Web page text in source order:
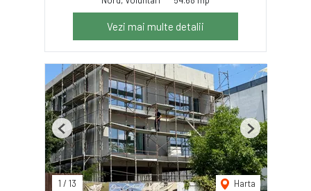
Vezi mai multe detalii
1 / 13 Harta
Previous Next